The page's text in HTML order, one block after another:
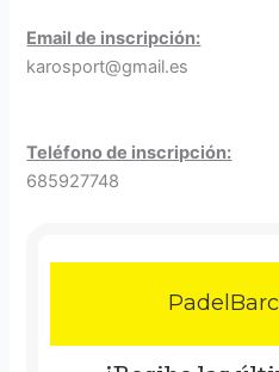
Email de inscripción:
karosport@gmail.es
Teléfono de inscripción:
685927748